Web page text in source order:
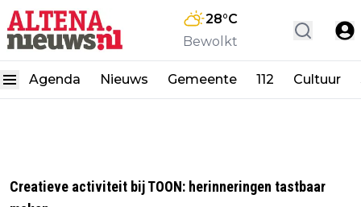
28°C
Bewolkt
Agenda Nieuws Gemeente 112 Cultuur
Creatieve activiteit bij TOON: herinneringen tastbaar